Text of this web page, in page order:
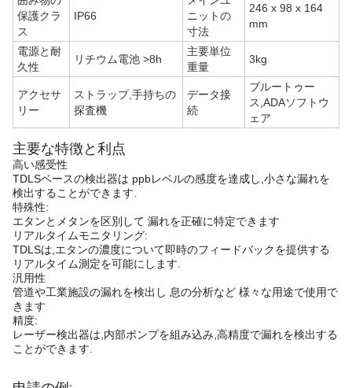
保護クラ
ス
IP66
ニットの
寸法
246 x 98 x 164
mm
電源と耐
久性
リチウム電池 >8h
主要単位
重量
3kg
アクセサ
リー
ストラップ,手持ちの
探査機
データ接
続
ブルートゥー
ス,ADAソフトウ
ェア
主要な特徴と利点
高い感受性
TDLSベースの検出器は ppbレベルの感度を達成し,小さな漏れを
検出することができます.
特殊性:
エタンとメタンを区別して 漏れを正確に特定できます
リアルタイムモニタリング:
TDLSは,エタンの濃度について即時のフィードバックを提供する
リアルタイム測定を可能にします.
汎用性
管道や工業施設の漏れを検出し 息の分析など 様々な用途で使用で
きます
精度:
レーザー検出器は,内部ポンプを組み込み,高精度で漏れを検出する
ことができます.